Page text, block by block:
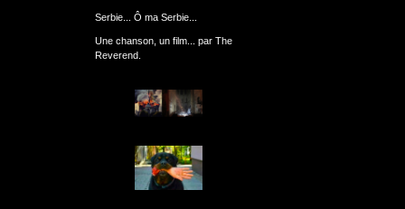
Serbie... Ô ma Serbie...
Une chanson, un film... par The
Reverend.